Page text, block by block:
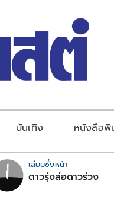
บันเทิง หนังสือ
เสียบซึ่งหน้า
ดาวรุ่งส่อดาวร่วง